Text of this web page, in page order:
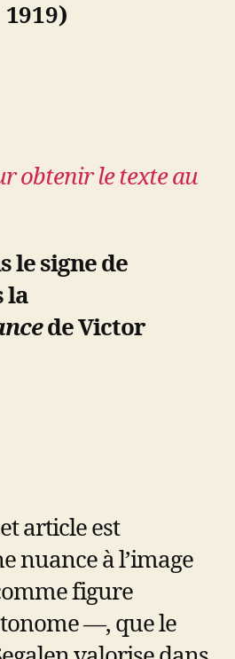
1919)
obtenir le texte au
le signe de
la
de Victor
article est
nuance à l’image
figure
—, que le